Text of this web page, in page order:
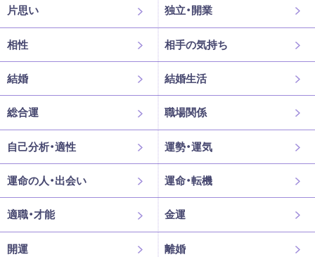
片思い 独立・開業
相性 相手の気持ち
結婚 結婚生活
総合運 職場関係
自己分析・適性 運勢・運気
運命の人・出会い 運命・転機
適職・才能 金運
開運 離婚